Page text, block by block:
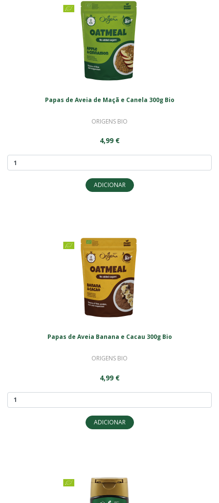
Papas de Aveia de Maçã e Canela 300g Bio
ORIGENS BIO
4,99 €
ADICIONAR
Papas de Aveia Banana e Cacau 300g Bio
ORIGENS BIO
4,99 €
ADICIONAR